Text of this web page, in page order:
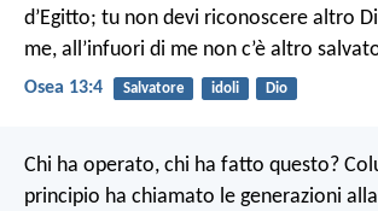
d’Egitto; tu non devi riconoscere altro
me, all’infuori di me non c’è altro
Osea 13:4 Salvatore idoli Dio
Chi ha operato, chi ha fatto questo?
principio ha chiamato le generazioni